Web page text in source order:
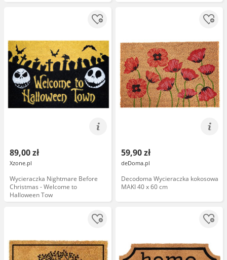
89,00 zł
Xzone.pl
Wycieraczka Nightmare Before
Christmas - Welcome to
Halloween Tow
59,90 zł
deDoma.pl
Decodoma Wycieraczka kokosowa
MAKI 40 x 60 cm